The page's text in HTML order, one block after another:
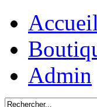
Accueil
Admin